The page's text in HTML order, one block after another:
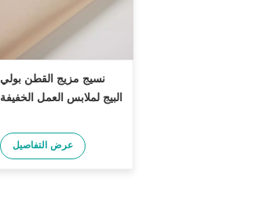
نسيج مزيج القطن بولي
البيج لملابس العمل الخفيفة
عرض التفاصيل